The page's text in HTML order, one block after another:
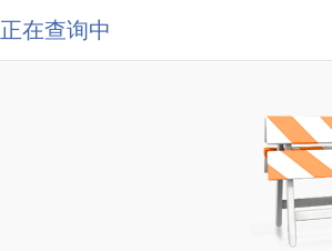
正在查询中